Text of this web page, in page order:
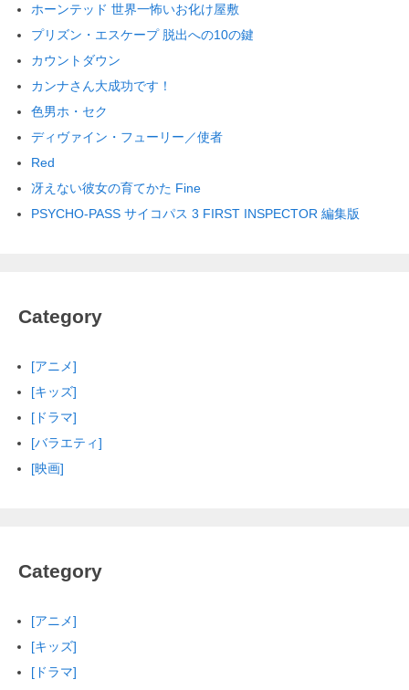
ホーンテッド 世界一怖いお化け屋敷
プリズン・エスケープ 脱出への10の鍵
カウントダウン
カンナさん大成功です！
色男ホ・セク
ディヴァイン・フューリー／使者
Red
冴えない彼女の育てかた Fine
PSYCHO-PASS サイコパス 3 FIRST INSPECTOR 編集版
Category
[アニメ]
[キッズ]
[ドラマ]
[バラエティ]
[映画]
Category
[アニメ]
[キッズ]
[ドラマ]